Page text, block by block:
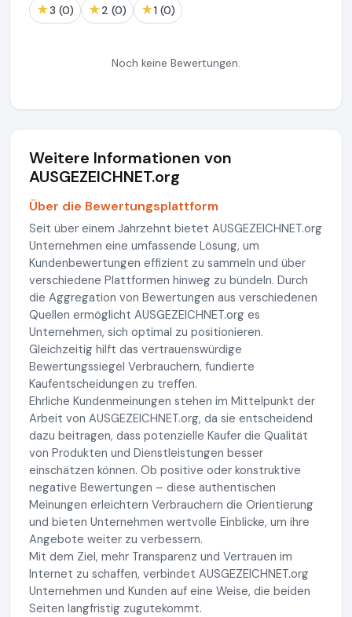
★ 3 (0) ★ 2 (0) ★ 1 (0)
Noch keine Bewertungen.
Weitere Informationen von
AUSGEZEICHNET.org
Über die Bewertungsplattform
Seit über einem Jahrzehnt bietet AUSGEZEICHNET.org
Unternehmen eine umfassende Lösung, um
Kundenbewertungen effizient zu sammeln und über
verschiedene Plattformen hinweg zu bündeln. Durch
die Aggregation von Bewertungen aus verschiedenen
Quellen ermöglicht AUSGEZEICHNET.org es
Unternehmen, sich optimal zu positionieren.
Gleichzeitig hilft das vertrauenswürdige
Bewertungssiegel Verbrauchern, fundierte
Kaufentscheidungen zu treffen.
Ehrliche Kundenmeinungen stehen im Mittelpunkt der
Arbeit von AUSGEZEICHNET.org, da sie entscheidend
dazu beitragen, dass potenzielle Käufer die Qualität
von Produkten und Dienstleistungen besser
einschätzen können. Ob positive oder konstruktive
negative Bewertungen – diese authentischen
Meinungen erleichtern Verbrauchern die Orientierung
und bieten Unternehmen wertvolle Einblicke, um ihre
Angebote weiter zu verbessern.
Mit dem Ziel, mehr Transparenz und Vertrauen im
Internet zu schaffen, verbindet AUSGEZEICHNET.org
Unternehmen und Kunden auf eine Weise, die beiden
Seiten langfristig zugutekommt.